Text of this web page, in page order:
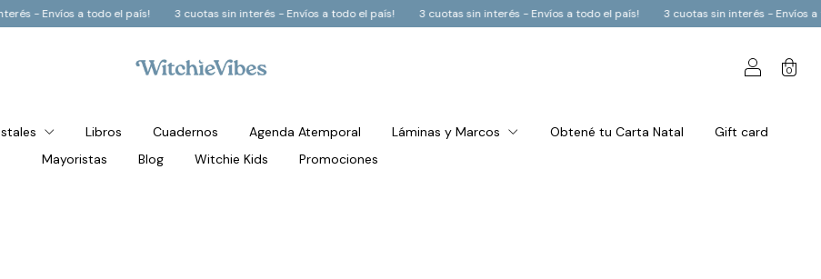
a todo el país! 3 cuotas sin interés - Envíos a todo el país! 3 cuotas sin interés - Envíos a todo el país! 3 cuotas sin interés - Envíos a todo el
0
Libros Cuadernos Agenda Atemporal Láminas y Marcos Obtené tu Carta Natal
Gift card
Mayoristas
Blog Witchie Kids Promociones